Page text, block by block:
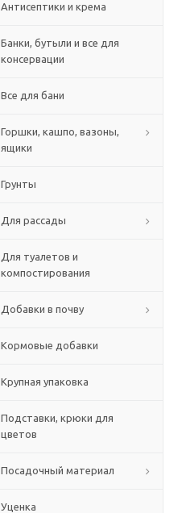
Антисептики и крема
Банки, бутыли и все для
консервации
Все для бани
Горшки, кашпо, вазоны,
ящики
Грунты
Для рассады
Для туалетов и
компостирования
Добавки в почву
Кормовые добавки
Крупная упаковка
Подставки, крюки для
цветов
Посадочный материал
Уценка